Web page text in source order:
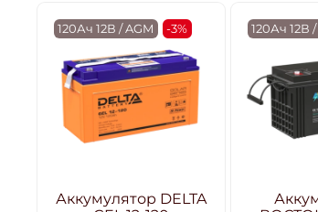
120Ач 12В / AGM -3%
Аккумулятор DELTA
120Ач 12В /